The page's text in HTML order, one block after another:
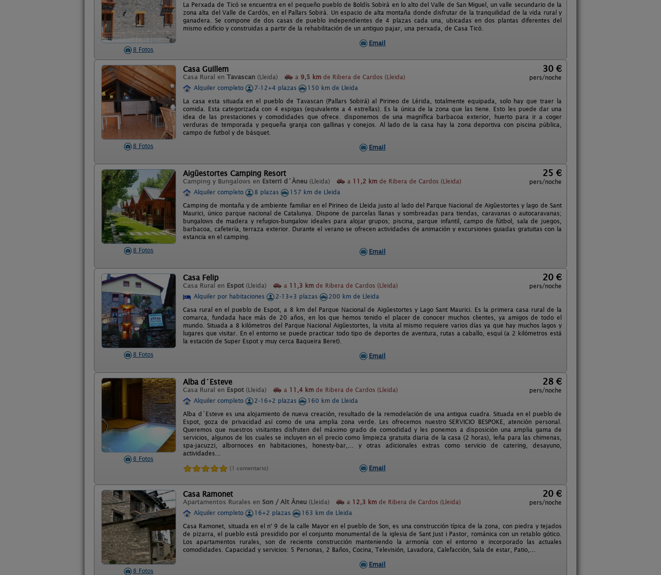
8 Fotos
La Perxada de Ticó se encuentra en el pequeño pueblo de Boldís Sobirà en lo alto del Valle de San Miguel, un valle secundario de la
zona alta del Valle de Cardós, en el Pallars Sobirà. Un espacio de alta montaña donde disfrutar de la tranquilidad de la vida rural y
ganadera. Se compone de dos casas de pueblo independientes de 4 plazas cada una, ubicadas en dos plantas diferentes del
mismo edificio y construidas a partir de la rehabilitación de un antiguo pajar, una perxada, de Casa Ticó.
Email
8 Fotos
Casa Guillem
Casa Rural en Tavascan (Lleida) a 9,5 km de Ribera de Cardos (Lleida)
30 €
pers/noche
Alquiler completo
7-12+4 plazas
150 km de Lleida
La casa esta situada en el pueblo de Tavascan (Pallars Sobirá) al Pirineo de Lérida, totalmente equipada, solo hay que traer la
comida. Esta categorizada con 4 espigas (equivalente a 4 estrellas). Es la única de la zona que las tiene. Esto les puede dar una
idea de las prestaciones y comodidades que ofrece. disponemos de una magnífica barbacoa exterior, huerto para ir a coger
verduras de temporada y pequeña granja con gallinas y conejos. Al lado de la casa hay la zona deportiva con piscina pública,
campo de futbol y de básquet.
Email
8 Fotos
Aigüestortes Camping Resort
Camping y Bungalows en Esterri d´Àneu (Lleida) a 11,2 km de Ribera de Cardos (Lleida)
25 €
pers/noche
Alquiler completo
8 plazas
157 km de Lleida
Camping de montaña y de ambiente familiar en el Pirineo de Lleida justo al lado del Parque Nacional de Aigüestortes y lago de Sant
Maurici, único parque nacional de Catalunya. Dispone de parcelas llanas y sombreadas para tiendas, caravanas o autocaravanas;
bungalows de madera y refugios-bungalow ideales para alojar grupos; piscina, parque infantil, campo de fútbol, sala de juegos,
barbacoa, cafetería, terraza exterior. Durante el verano se ofrecen actividades de animación y excursiones guiadas gratuitas con la
estancia en el camping.
Email
8 Fotos
Casa Felip
Casa Rural en Espot (Lleida) a 11,3 km de Ribera de Cardos (Lleida)
20 €
pers/noche
Alquiler por habitaciones
2-13+3 plazas
200 km de Lleida
Casa rural en el pueblo de Espot, a 8 km del Parque Nacional de Aigüestortes y Lago Sant Maurici. Es la primera casa rural de la
comarca, fundada hace más de 20 años, en los que hemos tenido el placer de conocer muchos clientes, ya amigos de todo el
mundo. Situada a 8 kilómetros del Parque Nacional Aigüestortes, la visita al mismo requiere varios días ya que hay muchos lagos y
lugares que visitar. En el entorno se puede practicar todo tipo de deportes de aventura, rutas a caballo, esquí (a 2 kilómetros está
la estación de Super Espot y muy cerca Baqueira Beret).
Email
8 Fotos
Alba d´Esteve
Casa Rural en Espot (Lleida) a 11,4 km de Ribera de Cardos (Lleida)
28 €
pers/noche
Alquiler completo
2-16+2 plazas
160 km de Lleida
Alba d´Esteve es una alojamiento de nueva creación, resultado de la remodelación de una antigua cuadra. Situada en el pueblo de
Espot, goza de privacidad así como de una amplia zona verde. Les ofrecemos nuestro SERVICIO BESPOKE, atención personal.
Queremos que nuestros visitantes disfruten del máximo grado de comodidad y les ponemos a disposición una amplia gama de
servicios, algunos de los cuales se incluyen en el precio como limpieza gratuita diaria de la casa (2 horas), leña para las chimenas,
spa-jacuzzi, albornoces en habitaciones, honesty-bar,... y otras adicionales extras como servicio de catering, desayuno,
actividades...
(1 comentario) Email
8 Fotos
Casa Ramonet
Apartamentos Rurales en Son / Alt Àneu (Lleida) a 12,3 km de Ribera de Cardos (Lleida)
20 €
pers/noche
Alquiler completo
16+2 plazas
163 km de Lleida
Casa Ramonet, situada en el n° 9 de la calle Mayor en el pueblo de Son, es una construcción típica de la zona, con piedra y tejados
de pizarra, el pueblo está presidido por el conjunto monumental de la iglesia de Sant Just i Pastor, románica con un retablo gótico.
Los apartamentos rurales, son de reciente construcción manteniendo la armonía con el entorno e incorporado las actuales
comodidades. Capacidad y servicios: 5 Personas, 2 Baños, Cocina, Televisión, Lavadora, Calefacción, Sala de estar, Patio,...
Email